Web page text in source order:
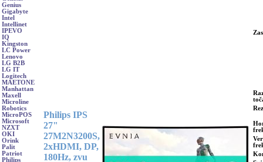
Genius
Gigabyte
Intel
Intellinet
IPEVO
IQ
Kingston
LC Power
Lenovo
LG B2B
LG IT
Logitech
MAETONE
Manhattan
Maxell
Microline
Robotics
MicroPOS
Microsoft
NZXT
OKI
Orink
Palit
Patriot
Philips
Philips IPS
27"
27M2N3200S,
2xHDMI, DP,
180Hz, zvu